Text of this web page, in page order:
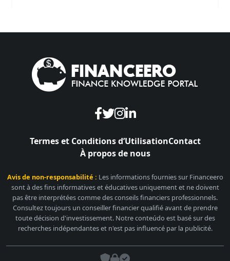
Termes et Conditions d’UtilisationContact
À propos de nous
Avis de non-responsabilité : Les informations fournies sur Financeero
sont à des fins informatives et éducatives uniquement et ne doivent
pas être interprétées comme des conseils financiers professionnels.
Consultez toujours un conseiller financier qualifié avant de prendre
toute décision d'investissement. Notre conteúdo est basé sur des
recherches indépendantes et n'est pas influencé par la publicité.